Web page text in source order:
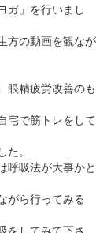
ガ」を行いまし
方の動画を観なが
眼精疲労改善のも
宅で筋トレをして
。
呼吸法が大事かと
がら行ってみる